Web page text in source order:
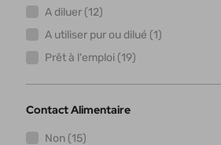
A diluer (12)
A utiliser pur ou dilué (1)
Prêt à l'emploi (19)
Contact Alimentaire
Non (15)